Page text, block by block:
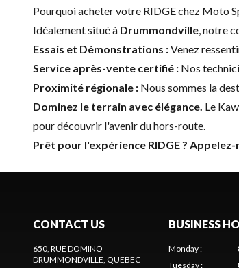
Pourquoi acheter votre RIDGE chez Moto
Idéalement situé à Drummondville, notre
Essais et Démonstrations :Venez
Service après-vente certifié : Nos
Proximité régionale : Nous sommes la
Dominez le terrain avec élégance. Le
pour découvrir l'avenir du hors-route.
Prêt pour l'expérience RIDGE ? Appelez-
CONTACT US
650, RUE DOMINO
DRUMMONDVILLE, QUEBEC
BUSINESS
Monday:
Tuesday: